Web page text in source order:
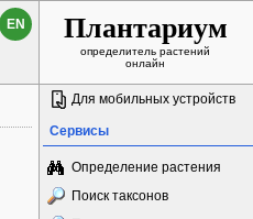
EN Плантариум
определитель растений
онлайн
Для мобильных устройств
Сервисы
Определение растения
Поиск таксонов